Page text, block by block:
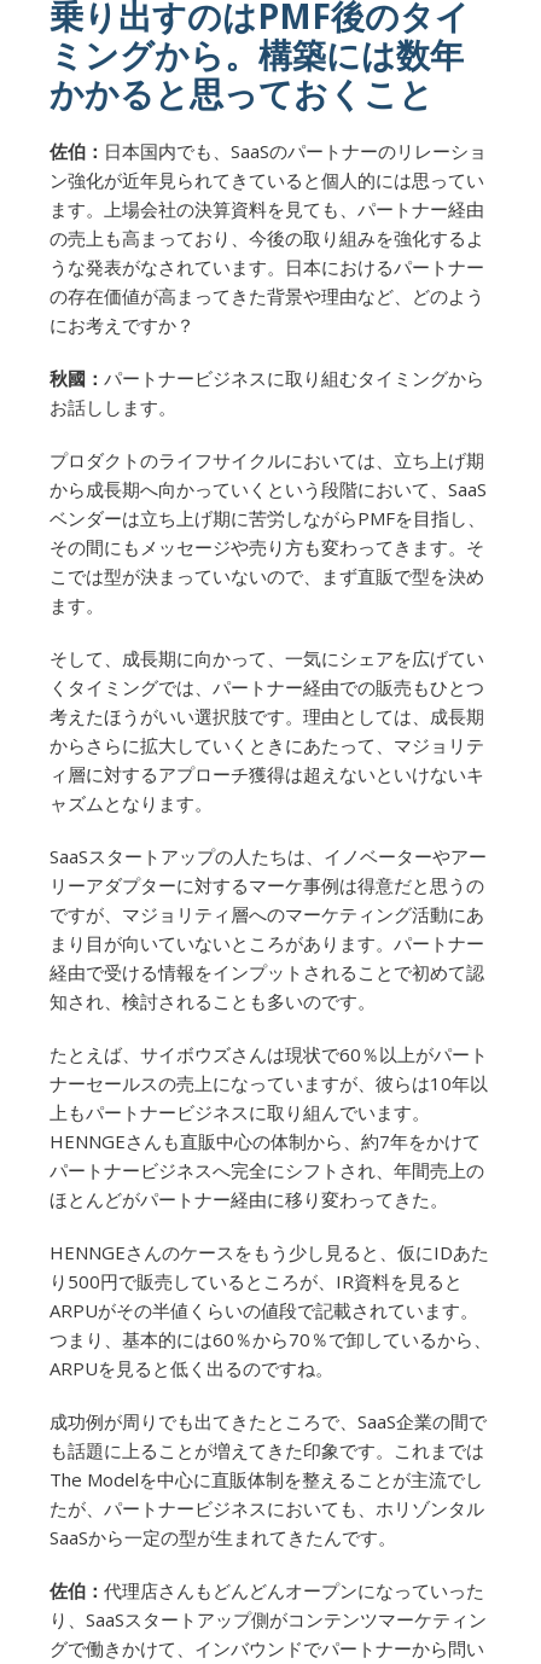
乗り出すのはPMF後のタイ
ミングから。構築には数年
かかると思っておくこと
佐伯： 日本国内でも、SaaSのパートナーのリレーショ
ン強化が近年見られてきていると個人的には思ってい
ます。上場会社の決算資料を見ても、パートナー経由
の売上も高まっており、今後の取り組みを強化するよ
うな発表がなされています。日本におけるパートナー
の存在価値が高まってきた背景や理由など、どのよう
にお考えですか？
秋國： パートナービジネスに取り組むタイミングから
お話しします。
プロダクトのライフサイクルにおいては、立ち上げ期
から成長期へ向かっていくという段階において、SaaS
ベンダーは立ち上げ期に苦労しながらPMFを目指し、
その間にもメッセージや売り方も変わってきます。そ
こでは型が決まっていないので、まず直販で型を決め
ます。
そして、成長期に向かって、一気にシェアを広げてい
くタイミングでは、パートナー経由での販売もひとつ
考えたほうがいい選択肢です。理由としては、成長期
からさらに拡大していくときにあたって、マジョリテ
ィ層に対するアプローチ獲得は超えないといけないキ
ャズムとなります。
SaaSスタートアップの人たちは、イノベーターやアー
リーアダプターに対するマーケ事例は得意だと思うの
ですが、マジョリティ層へのマーケティング活動にあ
まり目が向いていないところがあります。パートナー
経由で受ける情報をインプットされることで初めて認
知され、検討されることも多いのです。
たとえば、サイボウズさんは現状で60％以上がパート
ナーセールスの売上になっていますが、彼らは10年以
上もパートナービジネスに取り組んでいます。
HENNGEさんも直販中心の体制から、約7年をかけて
パートナービジネスへ完全にシフトされ、年間売上の
ほとんどがパートナー経由に移り変わってきた。
HENNGEさんのケースをもう少し見ると、仮にIDあた
り500円で販売しているところが、IR資料を見ると
ARPUがその半値くらいの値段で記載されています。
つまり、基本的には60％から70％で卸しているから、
ARPUを見ると低く出るのですね。
成功例が周りでも出てきたところで、SaaS企業の間で
も話題に上ることが増えてきた印象です。これまでは
The Modelを中心に直販体制を整えることが主流でし
たが、パートナービジネスにおいても、ホリゾンタル
SaaSから一定の型が生まれてきたんです。
佐伯： 代理店さんもどんどんオープンになっていった
り、SaaSスタートアップ側がコンテンツマーケティン
グで働きかけて、インバウンドでパートナーから問い